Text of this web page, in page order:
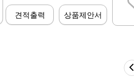
견적출력 상품제안서